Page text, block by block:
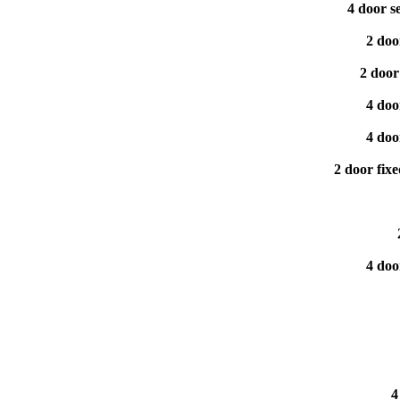
4 door
2
2
4
4
2 door
4